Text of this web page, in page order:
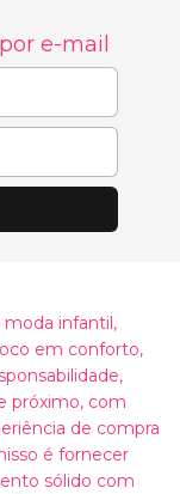
e-mail
moda infantil,
em conforto,
próximo, com
de compra
é fornecer
sólido com